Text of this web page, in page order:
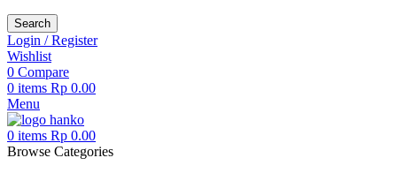
Search
Login / Register
Wishlist
0 Compare
0 items Rp 0.00
Menu
0 items Rp 0.00
Browse Categories